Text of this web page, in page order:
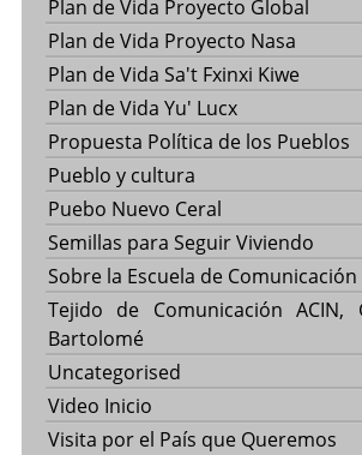
Plan de Vida Proyecto Global
Plan de Vida Proyecto Nasa
Plan de Vida Sa't Fxinxi Kiwe
Plan de Vida Yu' Lucx
Propuesta Política de los Pueblos
Pueblo y cultura
Puebo Nuevo Ceral
Semillas para Seguir Viviendo
Sobre la Escuela de Comunicación
Tejido de Comunicación ACIN,
Bartolomé
Uncategorised
Video Inicio
Visita por el País que Queremos